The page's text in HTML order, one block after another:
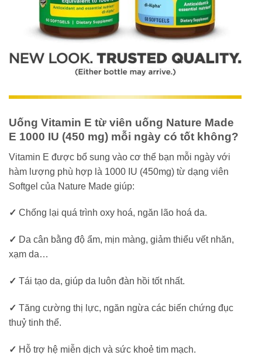
Uống Vitamin E từ viên uống Nature Made
E 1000 IU (450 mg) mỗi ngày có tốt không?
Vitamin E được bổ sung vào cơ thể bạn mỗi ngày với
hàm lượng phù hợp là 1000 IU (450mg) từ dạng viên
Softgel của Nature Made giúp:
✓ Chống lại quá trình oxy hoá, ngăn lão hoá da.
✓ Da cân bằng độ ẩm, mịn màng, giảm thiểu vết nhăn,
xạm da…
✓ Tái tạo da, giúp da luôn đàn hồi tốt nhất.
✓ Tăng cường thị lực, ngăn ngừa các biến chứng đục
thuỷ tinh thể.
✓ Hỗ trợ hệ miễn dịch và sức khoẻ tim mạch.